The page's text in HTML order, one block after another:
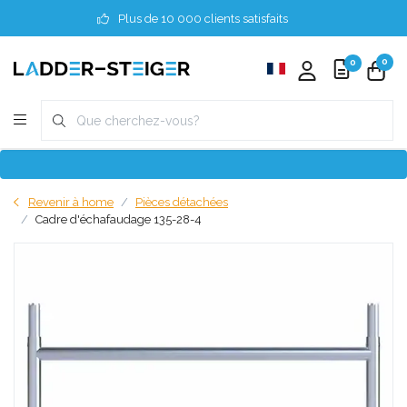
Plus de 10 000 clients satisfaits
0 0
Revenir à home
Pièces détachées
Cadre d'échafaudage 135-28-4